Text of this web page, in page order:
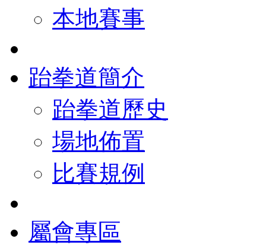
本地賽事
跆拳道簡介
跆拳道歷史
場地佈置
比賽規例
屬會專區